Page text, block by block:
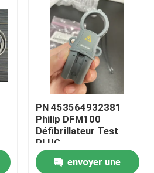
PN 453564932381
Philip DFM100
Défibrillateur Test
PLUG
REF:989803171271
envoyer une